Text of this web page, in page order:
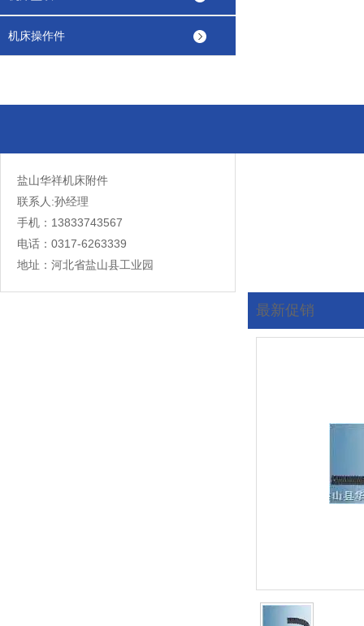
机床操作件
盐山华祥机床附件
联系人:孙经理
手机：13833743567
电话：0317-6263339
地址：河北省盐山县工业园
最新促销